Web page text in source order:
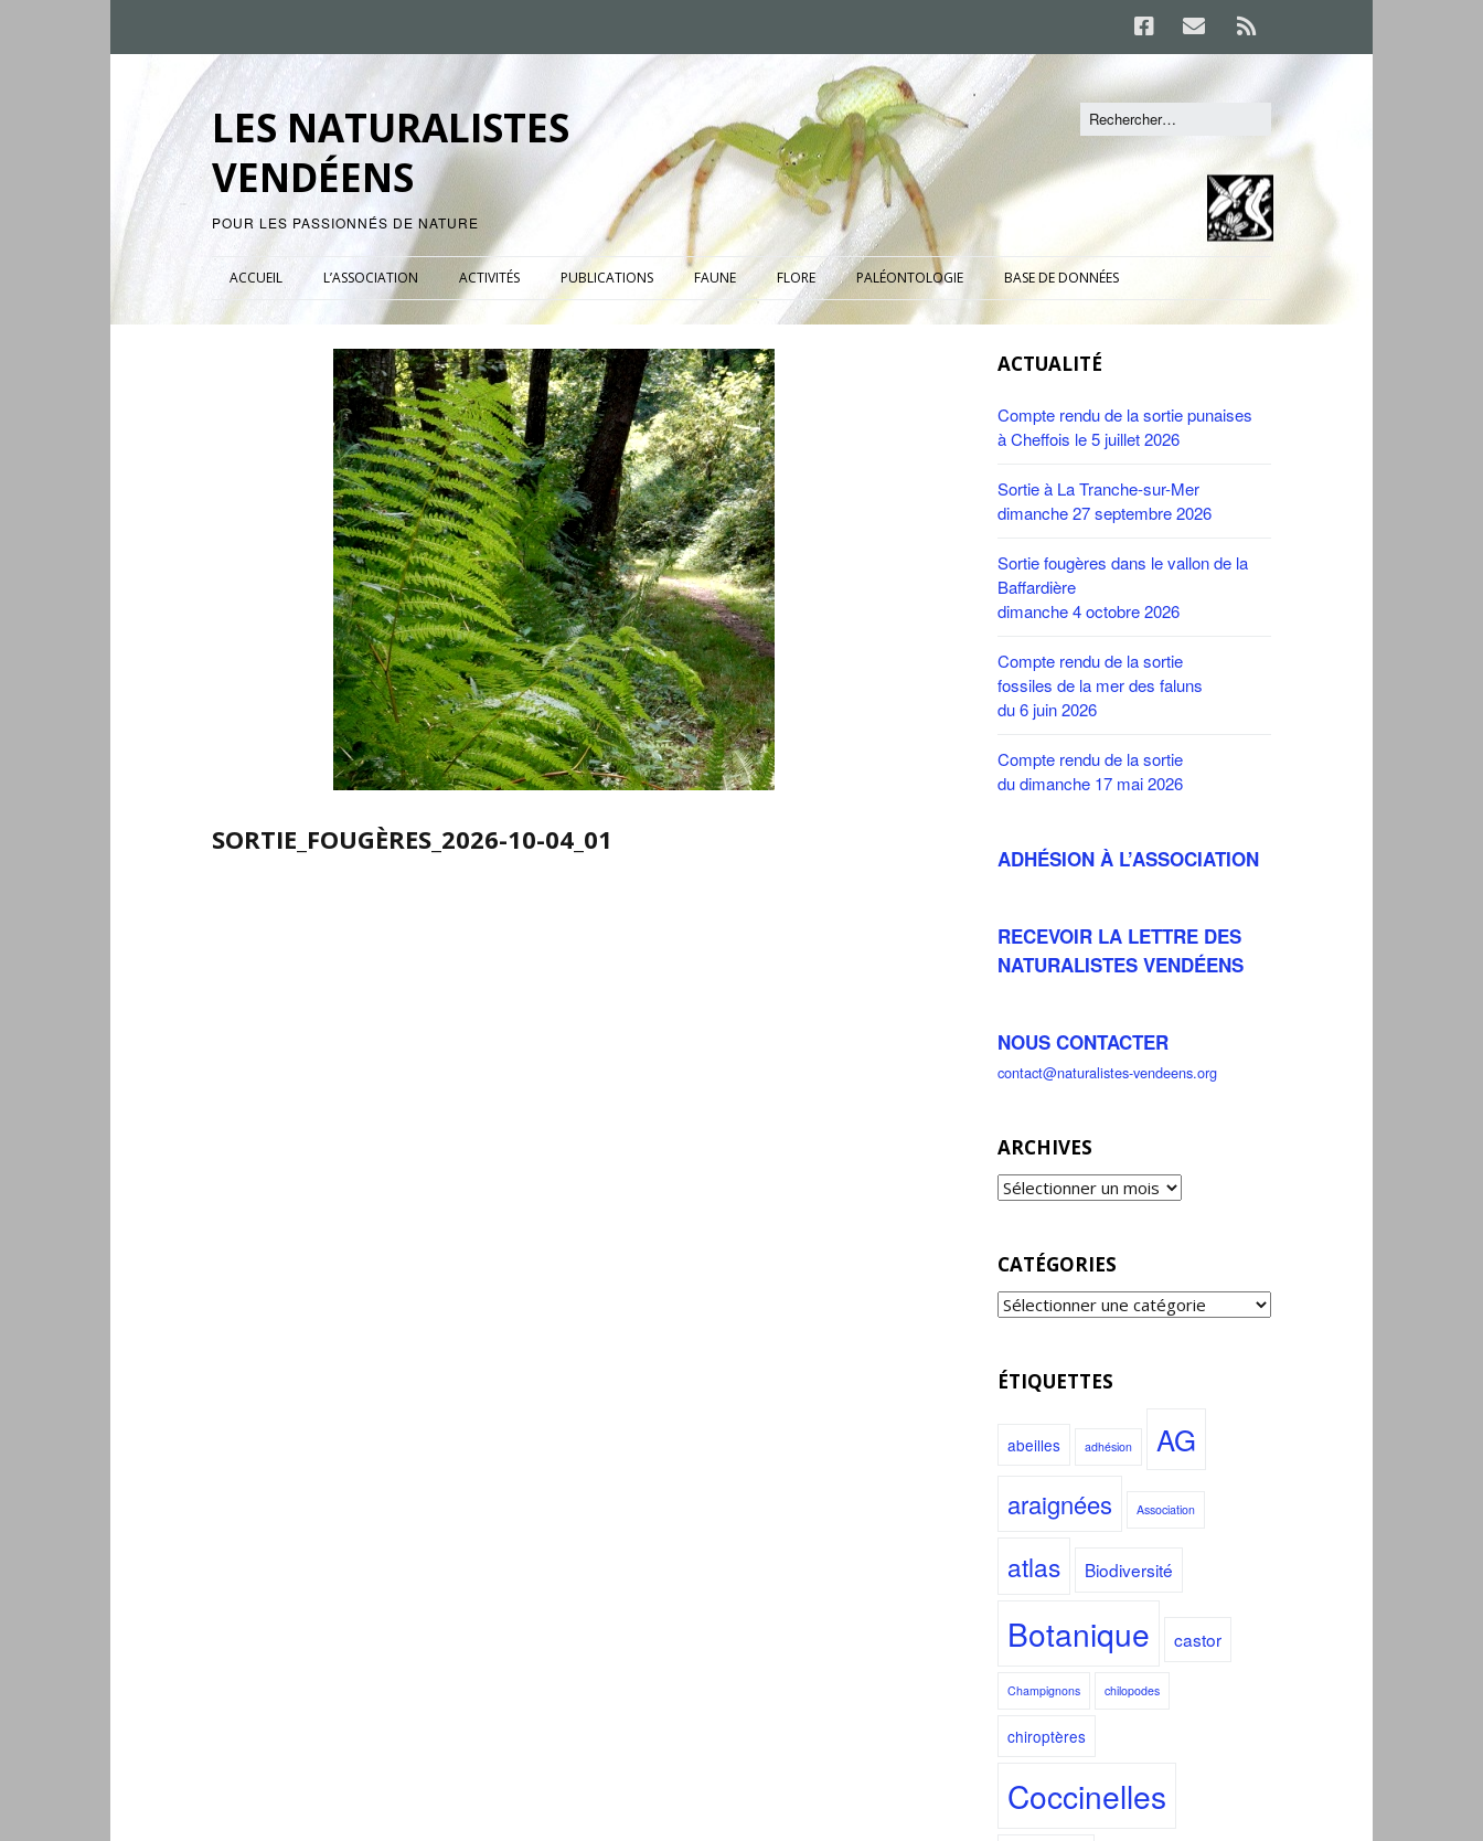
LES NATURALISTES
VENDÉENS
POUR LES PASSIONNÉS DE NATURE
ACCUEIL L’ASSOCIATION ACTIVITÉS PUBLICATIONS FAUNE FLORE PALÉONTOLOGIE BASE DE DONNÉES
SORTIE_FOUGÈRES_2026-10-04_01
ACTUALITÉ
Compte rendu de la sortie punaises
à Cheffois le 5 juillet 2026
Sortie à La Tranche-sur-Mer
dimanche 27 septembre 2026
Sortie fougères dans le vallon de la
Baffardière
dimanche 4 octobre 2026
Compte rendu de la sortie
fossiles de la mer des faluns
du 6 juin 2026
Compte rendu de la sortie
du dimanche 17 mai 2026
ADHÉSION À L’ASSOCIATION
RECEVOIR LA LETTRE DES
NATURALISTES VENDÉENS
NOUS CONTACTER
contact@naturalistes-vendeens.org
ARCHIVES
CATÉGORIES
ÉTIQUETTES
abeilles adhésion AG
araignées Association
atlas Biodiversité
Botanique castor
Champignons chilopodes
chiroptères
Coccinelles